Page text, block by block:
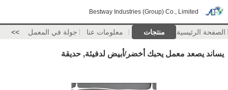
Bestway Industries (Group) Co.,
منتجات معلومات عنا جولة في المعمل >>
معمل يحبك أخضر/أبيض لدفيئة, حديقة